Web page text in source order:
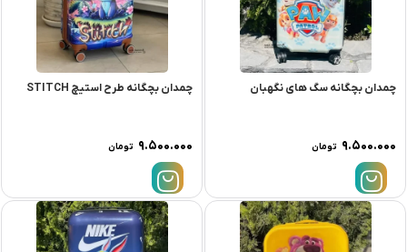
چمدان بچگانه سگ های نگهبان
۹.۵۰۰.۰۰۰ تومان
چمدان بچگانه طرح استیچ STITCH
۹.۵۰۰.۰۰۰ تومان